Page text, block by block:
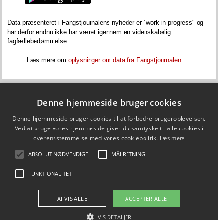
Data præsenteret i Fangstjournalens nyheder er "work in progress" og
har derfor endnu ikke har været igennem en videnskabelig
fagfællebedømmelse.
Læs mere om oplysninger om data fra Fangstjournalen
DTU Aqua - Institut for Akvatiske Ressourcer
Vejlsøvej 39
8600 Silkeborg
ffi@aqua.dtu.dk
FØLG OS PÅ
Denne hjemmeside bruger cookies
Denne hjemmeside bruger cookies til at forbedre brugeroplevelsen.
Ved at bruge vores hjemmeside giver du samtykke til alle cookies i
overensstemmelse med vores cookiepolitik. Læs mere
ABSOLUT NØDVENDIGE MÅLRETNING
FUNKTIONALITET
ACCEPTER ALLE
AFVIS ALLE
VIS DETALJER